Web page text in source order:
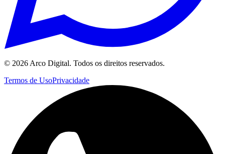
© 2026 Arco Digital. Todos os direitos reservados.
Termos de UsoPrivacidade